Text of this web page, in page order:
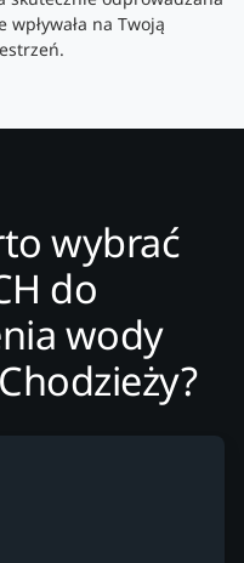
wpływała na Twoją
wybrać
do
wody